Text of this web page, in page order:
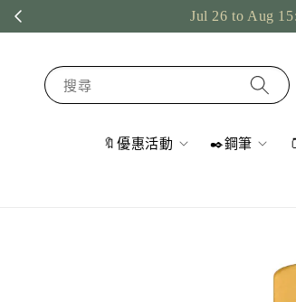
Jul 26 to Aug
搜尋
🔖優惠活動 ✒️鋼筆